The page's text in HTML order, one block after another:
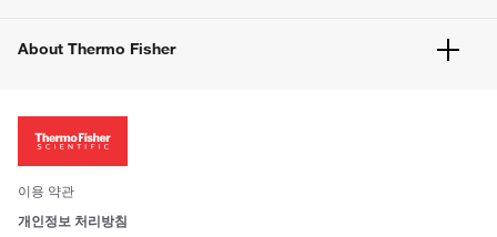
웹사이트 개선사항
About Thermo Fisher
투자자
사회적 책임
브랜드
이용 약관
개인정보 처리방침